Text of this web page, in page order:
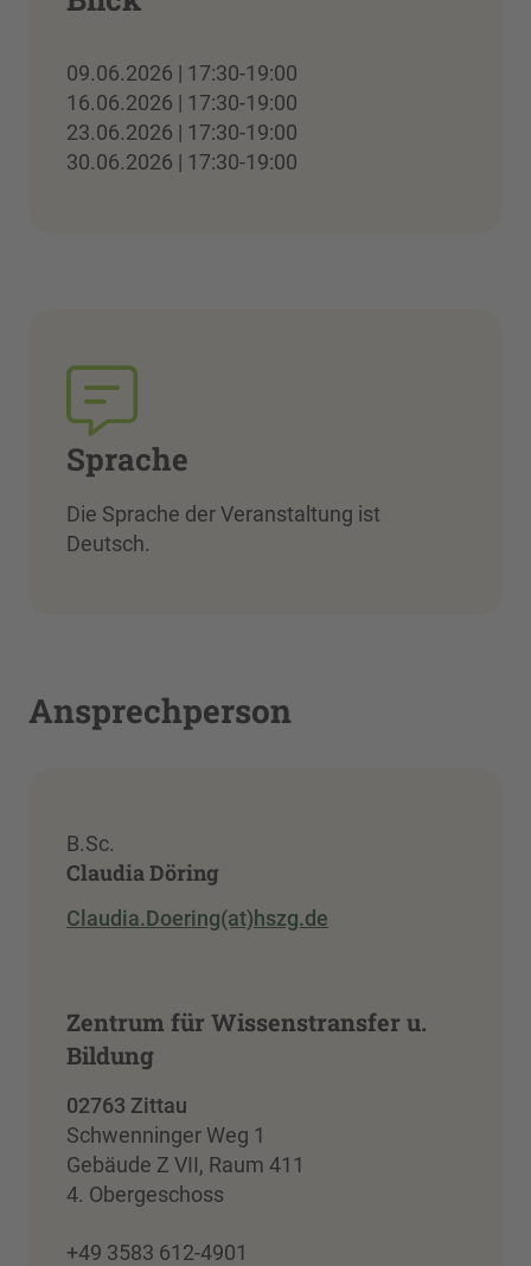
09.06.2026 | 17:30-19:00
16.06.2026 | 17:30-19:00
23.06.2026 | 17:30-19:00
30.06.2026 | 17:30-19:00
Sprache
Die Sprache der Veranstaltung ist
Deutsch.
Ansprechperson
B.Sc.
Claudia Döring
Claudia.Doering(at)hszg.de
Zentrum für Wissenstransfer u.
Bildung
02763 Zittau
Schwenninger Weg 1
Gebäude Z VII, Raum 411
4. Obergeschoss
+49 3583 612-4901